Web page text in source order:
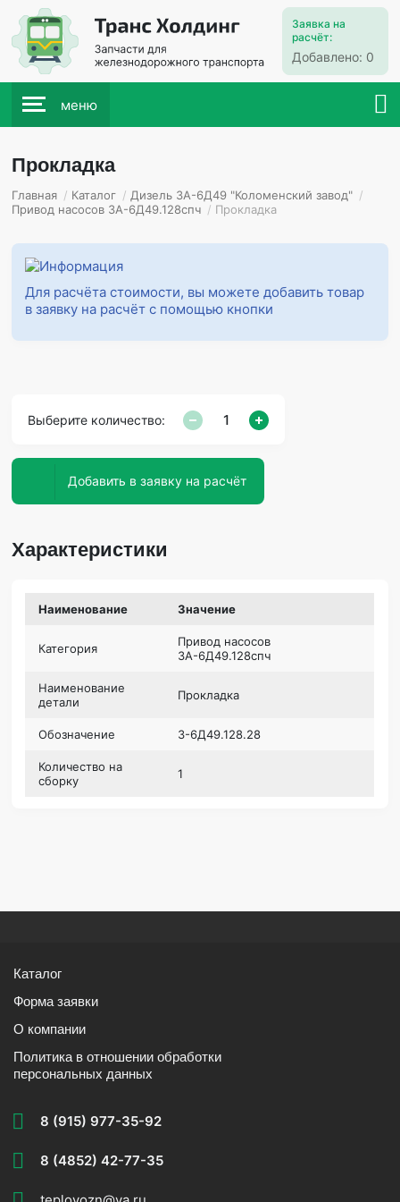
Заявка на
расчёт:
Добавлено: 0
меню
Прокладка
Главная / Каталог / Дизель 3А-6Д49 "Коломенский завод" /
Привод насосов 3А-6Д49.128спч / Прокладка
Для расчёта стоимости, вы можете добавить товар
в заявку на расчёт с помощью кнопки
Выберите количество:
Добавить в заявку на расчёт
Характеристики
Наименование Значение
Категория
Привод насосов
3А-6Д49.128спч
Наименование
детали
Прокладка
Обозначение 3-6Д49.128.28
Количество на
сборку
1
Каталог
Форма заявки
О компании
Политика в отношении обработки
персональных данных
8 (915) 977-35-92
8 (4852) 42-77-35